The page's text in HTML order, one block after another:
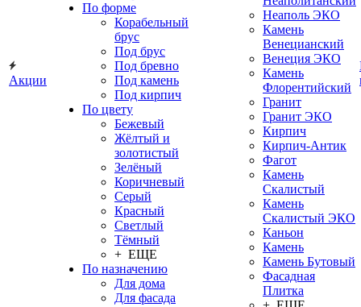
Акции
По форме
Корабельный
брус
Под брус
Под бревно
Под камень
Под кирпич
По цвету
Бежевый
Жёлтый и
золотистый
Зелёный
Коричневый
Серый
Красный
Светлый
Тёмный
+ ЕЩЕ
По назначению
Для дома
Для фасада
Неаполь ЭКО
Камень
Венецианский
Венеция ЭКО
Камень
Флорентийский
Гранит
Гранит ЭКО
Кирпич
Кирпич-Антик
Фагот
Камень
Скалистый
Камень
Скалистый ЭКО
Каньон
Камень
Камень Бутовый
Фасадная
Плитка